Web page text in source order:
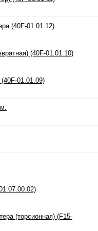
(40F-01.01.12)
(40F-01.01.10)
(40F-01.01.09)
(торсионная) (F15-